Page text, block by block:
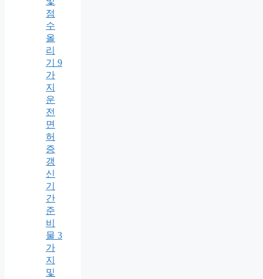
점
수
올
리
기 9
가
지
운
전
면
허
증
갱
신
기
간
준
비
물 3
가
지
및